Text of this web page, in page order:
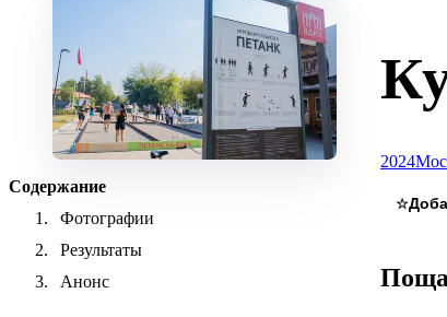
Содержание
Фотографии
Результаты
Анонс
2024
☆